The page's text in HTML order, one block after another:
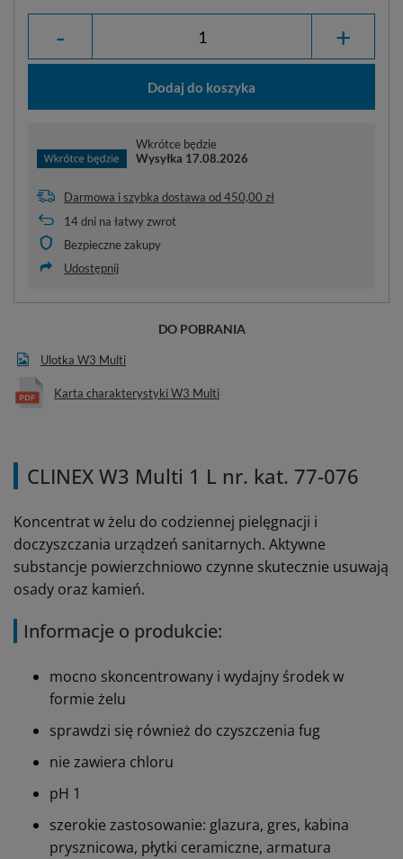
- +
Dodaj do koszyka
Wkrótce będzie
Wysyłka 17.08.2026
Darmowa i szybka dostawa od450,00 zł
14dni na łatwy zwrot
Bezpieczne zakupy
Udostępnij
DO POBRANIA
Ulotka W3 Multi
Karta charakterystyki W3 Multi
CLINEX W3 Multi 1 L nr. kat. 77-076
Koncentrat w żelu do codziennej pielęgnacji i
doczyszczania urządzeń sanitarnych. Aktywne
substancje powierzchniowo czynne skutecznie usuwają
osady oraz kamień.
Informacje o produkcie:
mocno skoncentrowany i wydajny środek w
formie żelu
sprawdzi się również do czyszczenia fug
nie zawiera chloru
pH 1
szerokie zastosowanie: glazura, gres, kabina
prysznicowa, płytki ceramiczne, armatura